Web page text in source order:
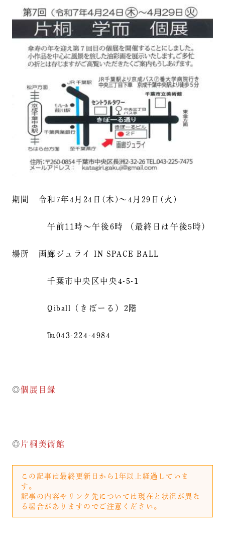
期間 令和7年4月24日(木)～4月29日(火)
午前11時～午後6時 （最終日は午後5時）
場所 画廊ジュライ IN SPACE BALL
千葉市中央区中央4-5-1
Qiball（きぼーる）2階
℡043-224-4984
◎個展目録
◎ 片桐美術館
この記事は最終更新日から1年以上経過していま
す。
記事の内容やリンク先については現在と状況が異な
る場合がありますのでご注意ください。